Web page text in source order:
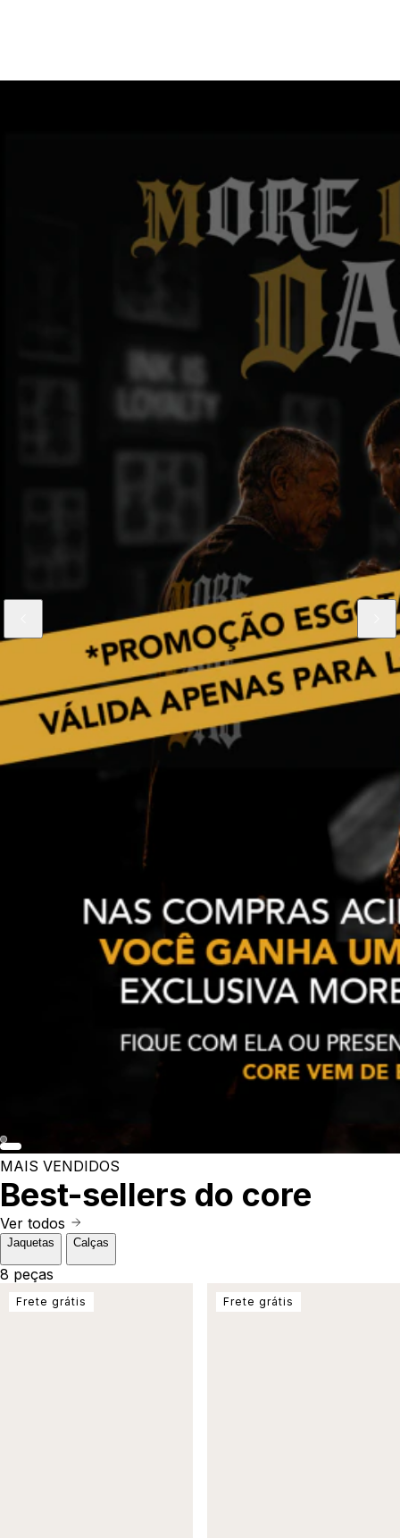
MAIS VENDIDOS
Best-sellers do core
Ver todos
Jaquetas Calças
8 peças
Frete grátis Frete grátis